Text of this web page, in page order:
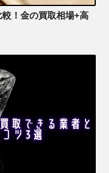
較！金の買取相場+高